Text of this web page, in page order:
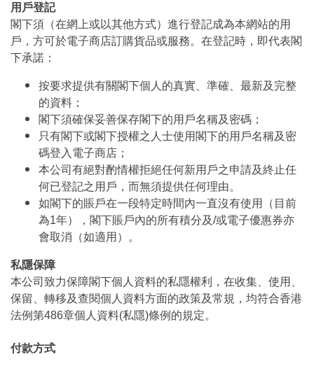
用戶登記
閣下須（在網上或以其他方式）進行登記成為本網站的用
戶，方可於電子商店訂購貨品或服務。在登記時，即代表閣
下承諾：
按要求提供有關閣下個人的真實、準確、最新及完整
的資料；
閣下須確保妥善保存閣下的用戶名稱及密碼；
只有閣下或閣下授權之人士使用閣下的用戶名稱及密
碼登入電子商店；
本公司有絕對酌情權拒絕任何新用戶之申請及終止任
何已登記之用戶，而無須提供任何理由。
如閣下的賬戶在一段特定時間內一直沒有使用（目前
為1年），閣下賬戶內的所有積分及/或電子優惠券亦
會取消（如適用）。
私隱保障
本公司致力保障閣下個人資料的私隱權利，在收集、使用、
保留、轉移及查閱個人資料方面的政策及常規，均符合香港
法例第486章個人資料(私隱)條例的規定。
付款方式